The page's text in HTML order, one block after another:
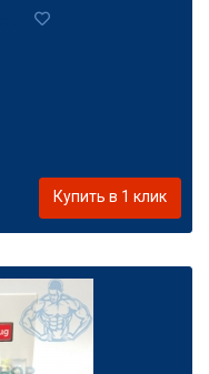
Купить в 1 клик